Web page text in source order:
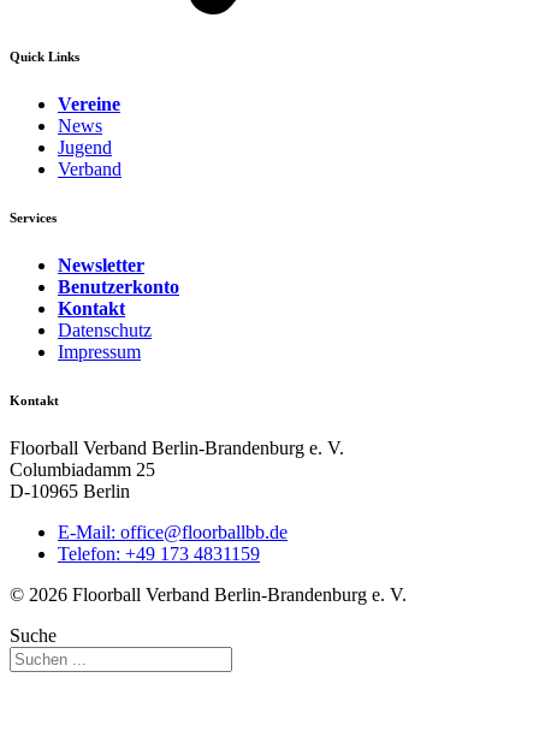
Quick Links
Vereine
News
Jugend
Verband
Services
Newsletter
Benutzerkonto
Kontakt
Datenschutz
Impressum
Kontakt
Floorball Verband Berlin-Brandenburg e. V.
Columbiadamm 25
D-10965 Berlin
E-Mail: ed.bbllabroolf@eciffo
Telefon: +49 173 4831159
© 2026 Floorball Verband Berlin-Brandenburg e. V.
Suche